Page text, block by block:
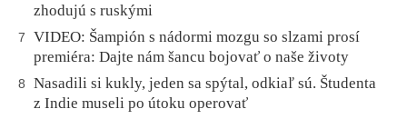
zhodujú s ruskými
7
VIDEO: Šampión s nádormi mozgu so slzami prosí
premiéra: Dajte nám šancu bojovať o naše životy
8
Nasadili si kukly, jeden sa spýtal, odkiaľ sú. Študenta
z Indie museli po útoku operovať